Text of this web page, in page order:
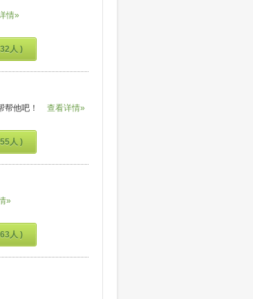
情»
人 )
帮他吧！ 查看详情»
人 )
»
人 )